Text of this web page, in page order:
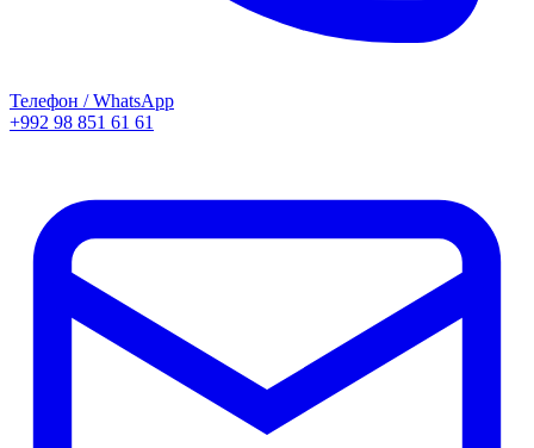
Телефон / WhatsApp
+992 98 851 61 61